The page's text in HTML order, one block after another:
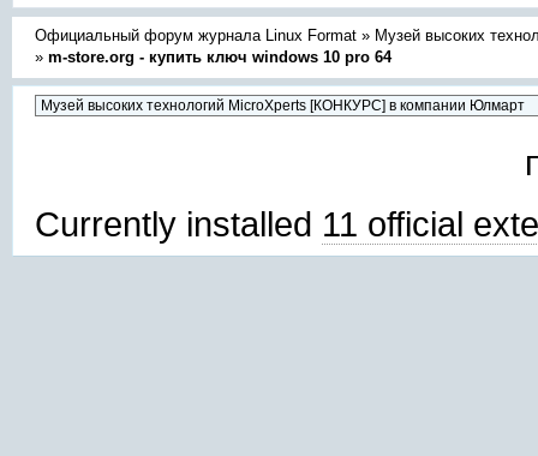
Официальный форум журнала Linux Format » Музей высоких
»m-store.org - купить ключ windows 10 pro 64
Currently installed 11 official